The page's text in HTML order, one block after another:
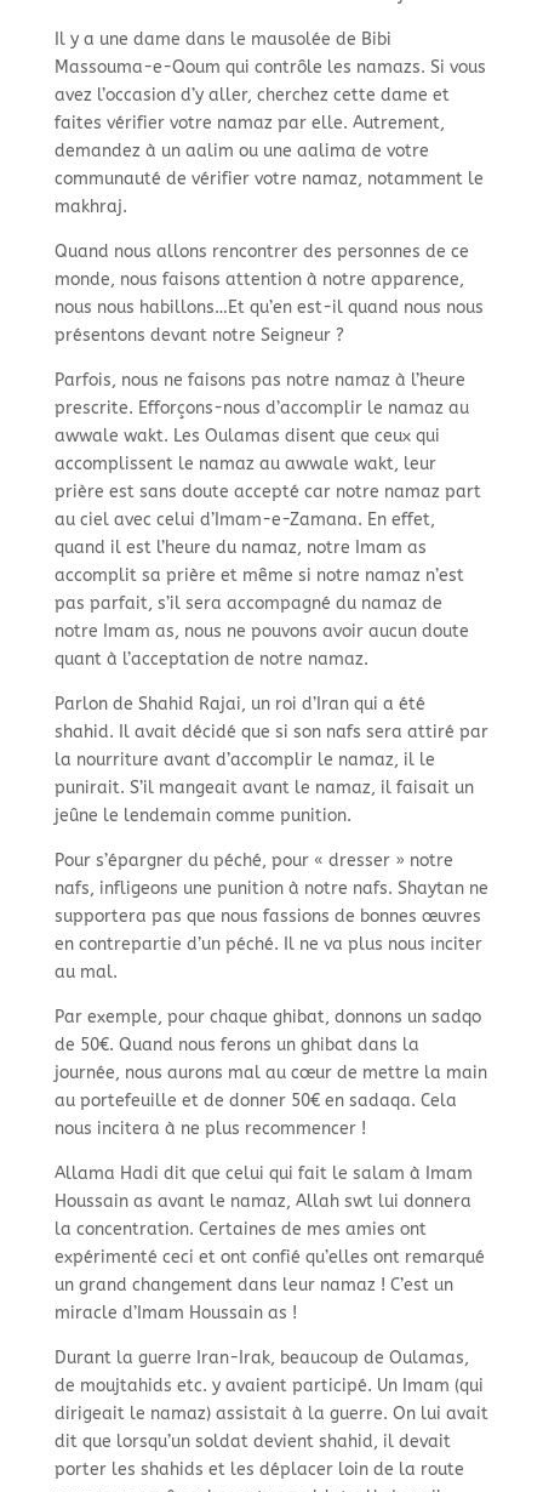
Il y a une dame dans le mausolée de Bibi
Massouma-e-Qoum qui contrôle les namazs. Si vous
avez l’occasion d’y aller, cherchez cette dame et
faites vérifier votre namaz par elle. Autrement,
demandez à un aalim ou une aalima de votre
communauté de vérifier votre namaz, notamment le
makhraj.
Quand nous allons rencontrer des personnes de ce
monde, nous faisons attention à notre apparence,
nous nous habillons…Et qu’en est-il quand nous nous
présentons devant notre Seigneur ?
Parfois, nous ne faisons pas notre namaz à l’heure
prescrite. Efforçons-nous d’accomplir le namaz au
awwale wakt. Les Oulamas disent que ceux qui
accomplissent le namaz au awwale wakt, leur
prière est sans doute accepté car notre namaz part
au ciel avec celui d’Imam-e-Zamana. En effet,
quand il est l’heure du namaz, notre Imam as
accomplit sa prière et même si notre namaz n’est
pas parfait, s’il sera accompagné du namaz de
notre Imam as, nous ne pouvons avoir aucun doute
quant à l’acceptation de notre namaz.
Parlon de Shahid Rajai, un roi d’Iran qui a été
shahid. Il avait décidé que si son nafs sera attiré par
la nourriture avant d’accomplir le namaz, il le
punirait. S’il mangeait avant le namaz, il faisait un
jeûne le lendemain comme punition.
Pour s’épargner du péché, pour « dresser » notre
nafs, infligeons une punition à notre nafs. Shaytan ne
supportera pas que nous fassions de bonnes œuvres
en contrepartie d’un péché. Il ne va plus nous inciter
au mal.
Par exemple, pour chaque ghibat, donnons un sadqo
de 50€. Quand nous ferons un ghibat dans la
journée, nous aurons mal au cœur de mettre la main
au portefeuille et de donner 50€ en sadaqa. Cela
nous incitera à ne plus recommencer !
Allama Hadi dit que celui qui fait le salam à Imam
Houssain as avant le namaz, Allah swt lui donnera
la concentration. Certaines de mes amies ont
expérimenté ceci et ont confié qu’elles ont remarqué
un grand changement dans leur namaz ! C’est un
miracle d’Imam Houssain as !
Durant la guerre Iran-Irak, beaucoup de Oulamas,
de moujtahids etc. y avaient participé. Un Imam (qui
dirigeait le namaz) assistait à la guerre. On lui avait
dit que lorsqu’un soldat devient shahid, il devait
porter les shahids et les déplacer loin de la route